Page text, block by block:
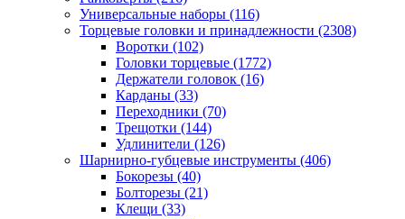
Универсальные наборы (116)
Торцевые головки и принадлежности (2308)
Воротки (102)
Головки торцевые (1772)
Держатели головок (16)
Карданы (33)
Переходники (70)
Трещотки (144)
Удлинители (126)
Шарнирно-губцевые инструменты (406)
Бокорезы (40)
Болторезы (21)
Клещи (33)